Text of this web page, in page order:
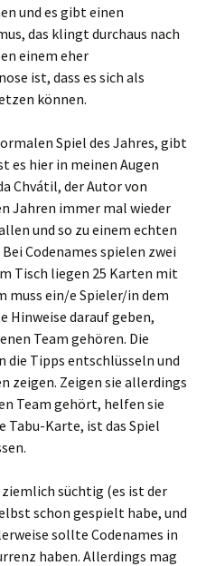
und es gibt einen
das klingt durchaus nach
einem eher
ist, dass es sich als
können.
Spiel des Jahres, gibt
es hier in meinen Augen
Chvátil, der Autor von
Jahren immer mal wieder
und so zu einem echten
Codenames spielen zwei
Tisch liegen 25 Karten mit
muss ein/e Spieler/in dem
Hinweise darauf geben,
Team gehören. Die
die Tipps entschlüsseln und
zeigen. Zeigen sie allerdings
Team gehört, helfen sie
Tabu-Karte, ist das Spiel
süchtig (es ist der
schon gespielt habe, und
sollte Codenames in
haben. Allerdings mag